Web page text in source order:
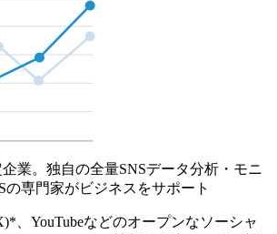
業。独自の全量SNSデータ分析・モニ
の専門家がビジネスをサポート
、YouTubeなどのオープンなソーシャ